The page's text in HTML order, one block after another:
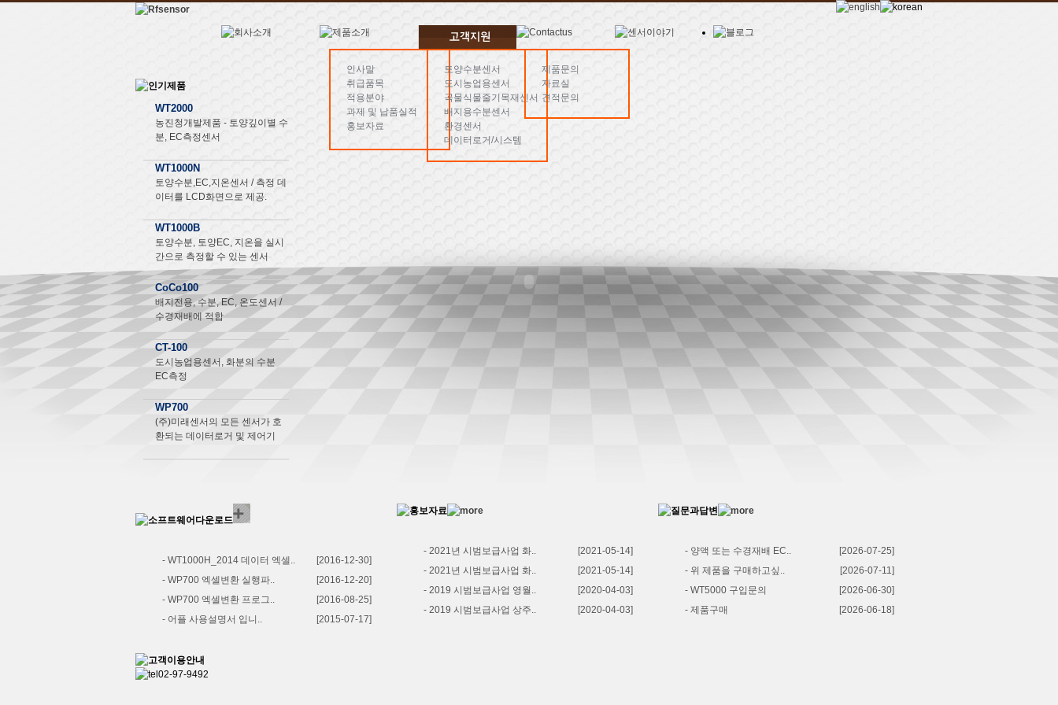
인사말
취급품목
적용분야
과제 및 납품실적
홍보자료
토양수분센서
도시농업용센서
곡물식물줄기목재센서
배지용수분센서
환경센서
데이터로거/시스템
제품문의
자료실
견적문의
WT2000
농진청개발제품 - 토양깊이별 수
분, EC측정센서
WT1000N
토양수분,EC,지온센서 / 측정 데
이터를 LCD화면으로 제공.
WT1000B
토양수분, 토양EC, 지온을 실시
간으로 측정할 수 있는 센서
CoCo100
배지전용, 수분, EC, 온도센서 /
수경재배에 적합
CT-100
도시농업용센서, 화분의 수분
EC측정
WP700
(주)미래센서의 모든 센서가 호
환되는 데이터로거 및 제어기
- WT1000H_2014 데이터 엑셀..
[2016-12-30]
- WP700 엑셀변환 실행파..
[2016-12-20]
- WP700 엑셀변환 프로그..
[2016-08-25]
- 어플 사용설명서 입니..
[2015-07-17]
- 2021년 시범보급사업 화..
[2021-05-14]
- 2021년 시범보급사업 화..
[2021-05-14]
- 2019 시범보급사업 영월..
[2020-04-03]
- 2019 시범보급사업 상주..
[2020-04-03]
- 양액 또는 수경재배 EC..
[2026-07-25]
- 위 제품을 구매하고싶..
[2026-07-11]
- WT5000 구입문의
[2026-06-30]
- 제품구매
[2026-06-18]